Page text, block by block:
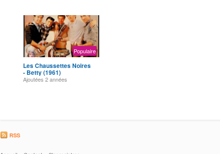
Populaire
Les Chaussettes Noires
- Betty (1961)
Ajoutées 2 années
RSS